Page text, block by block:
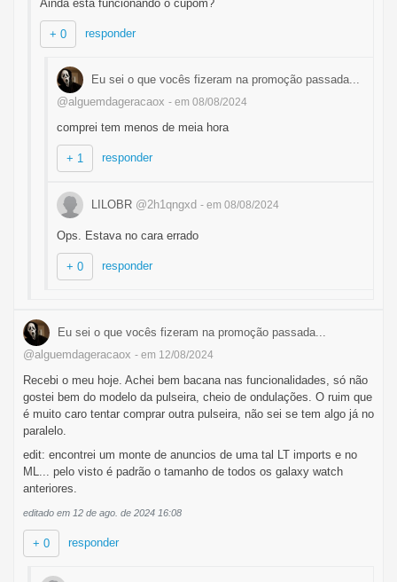
Ainda está funcionando o cupom?
+ 0 responder
Eu sei o que vocês fizeram na promoção passada...
@alguemdageracaox - em 08/08/2024
comprei tem menos de meia hora
+ 1 responder
LILOBR @2h1qngxd - em 08/08/2024
Ops. Estava no cara errado
+ 0 responder
Eu sei o que vocês fizeram na promoção passada...
@alguemdageracaox - em 12/08/2024
Recebi o meu hoje. Achei bem bacana nas funcionalidades, só não
gostei bem do modelo da pulseira, cheio de ondulações. O ruim que
é muito caro tentar comprar outra pulseira, não sei se tem algo já no
paralelo.
edit: encontrei um monte de anuncios de uma tal LT imports e no
ML... pelo visto é padrão o tamanho de todos os galaxy watch
anteriores.
editado em 12 de ago. de 2024 16:08
+ 0 responder